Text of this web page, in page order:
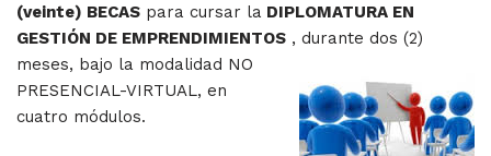
(veinte) BECAS para cursar la DIPLOMATURA EN
GESTIÓN DE EMPRENDIMIENTOS , durante dos (2)
meses, bajo la modalidad NO
PRESENCIAL-VIRTUAL, en
cuatro módulos.